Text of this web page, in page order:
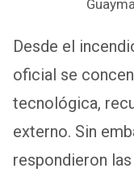
Desde el
oficial se
tecnológica,
externo. Sin
respondieron